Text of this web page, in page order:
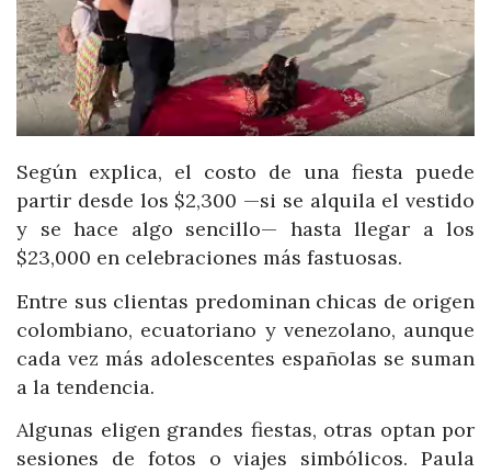
Según explica, el costo de una fiesta puede
partir desde los $2,300 —si se alquila el vestido
y se hace algo sencillo— hasta llegar a los
$23,000 en celebraciones más fastuosas.
Entre sus clientas predominan chicas de origen
colombiano, ecuatoriano y venezolano, aunque
cada vez más adolescentes españolas se suman
a la tendencia.
Algunas eligen grandes fiestas, otras optan por
sesiones de fotos o viajes simbólicos. Paula